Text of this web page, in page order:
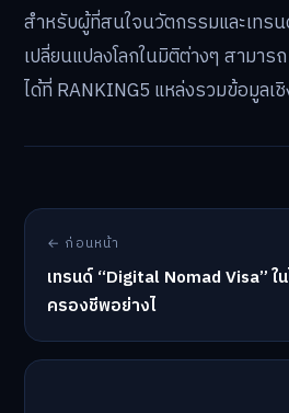
สำหรับผู้ที่สนใจนวัตกรรมและเทร
เปลี่ยนแปลงโลกในมิติต่างๆ สามารถ
ได้ที่ RANKING5 แหล่งรวมข้อมูลเ
← ก่อนหน้า
เทรนด์ “Digital Nomad Visa”
ครองชีพอย่างไ